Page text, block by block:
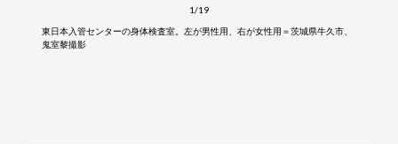
1/19
東日本入管センターの身体検査室。左が男性用、右が女性用＝茨城県牛久市、
鬼室黎撮影